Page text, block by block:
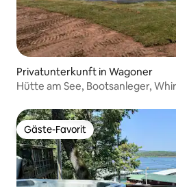
Privatunterkunft in Wagoner
Hütte am See, Bootsanleger,
Gäste-Favorit
Gäste-Favorit